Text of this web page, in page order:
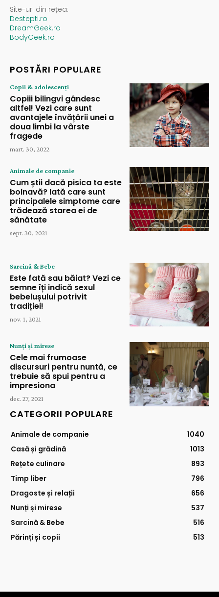
Site-uri din rețea:
Destepti.ro
DreamGeek.ro
BodyGeek.ro
POSTĂRI POPULARE
Copii & adolescenți
Copiii bilingvi gândesc
altfel! Vezi care sunt
avantajele învățării unei a
doua limbi la vârste
fragede
mart. 30, 2022
Animale de companie
Cum știi dacă pisica ta este
bolnavă? Iată care sunt
principalele simptome care
trădează starea ei de
sănătate
sept. 30, 2021
Sarcină & Bebe
Este fată sau băiat? Vezi ce
semne îți indică sexul
bebelușului potrivit
tradiției!
nov. 1, 2021
Nunți și mirese
Cele mai frumoase
discursuri pentru nuntă, ce
trebuie să spui pentru a
impresiona
dec. 27, 2021
CATEGORII POPULARE
Animale de companie
1040
Casă și grădină
1013
Rețete culinare
893
Timp liber
796
Dragoste și relații
656
Nunți și mirese
537
Sarcină & Bebe
516
Părinți și copii
513